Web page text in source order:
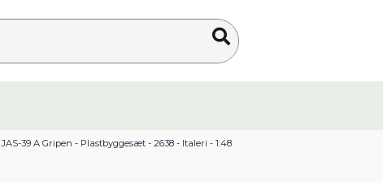
JAS-39 A Gripen - Plastbyggesæt - 2638 - Italeri - 1:48